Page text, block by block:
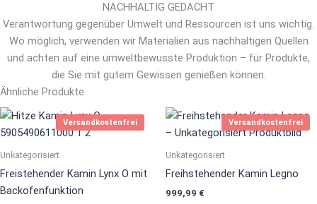
NACHHALTIG GEDACHT
Verantwortung gegenüber Umwelt und Ressourcen ist uns wichtig.
Wo möglich, verwenden wir Materialien aus nachhaltigen Quellen
und achten auf eine umweltbewusste Produktion – für Produkte,
die Sie mit gutem Gewissen genießen können.
Ähnliche Produkte
Versandkostenfrei
Unkategorisiert
Freistehender Kamin Lynx O mit
Backofenfunktion
Versandkostenfrei
Unkategorisiert
Freihstehender Kamin Legno
999,99 €